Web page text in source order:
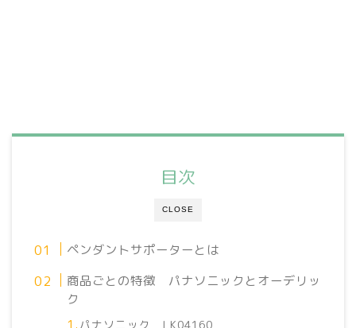
CLOSE
目次
ペンダントサポーターとは
商品ごとの特徴 パナソニックとオーデリッ
ク
パナソニック LK04160